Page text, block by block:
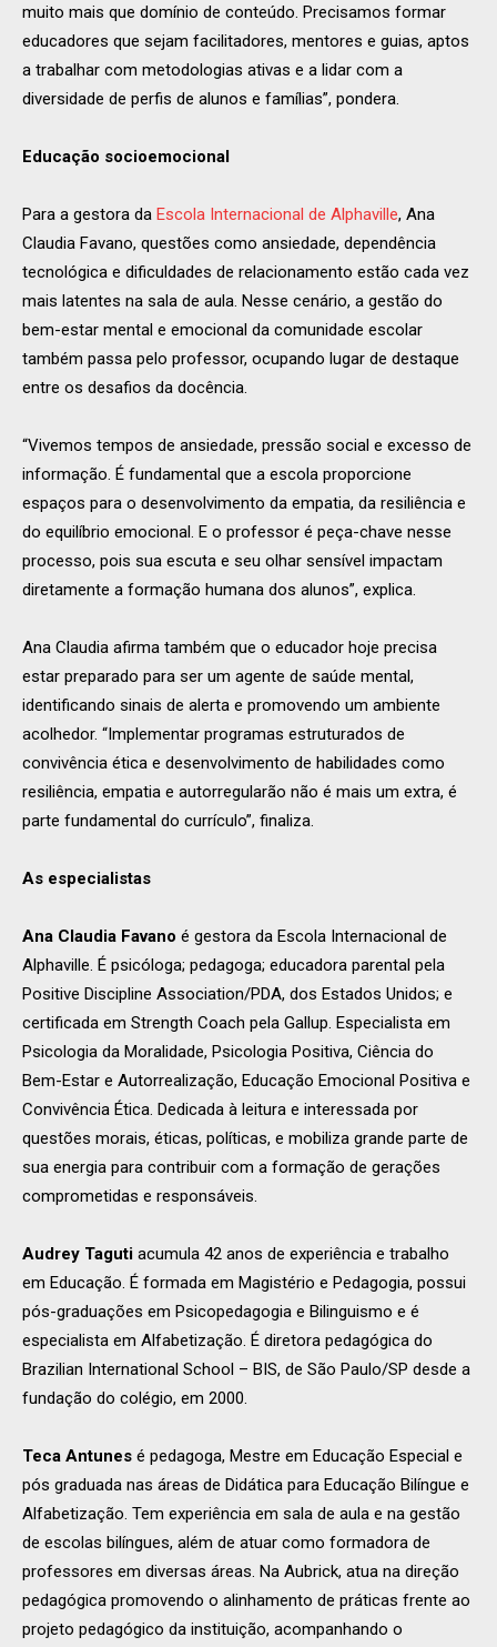
muito mais que domínio de conteúdo. Precisamos formar
educadores que sejam facilitadores, mentores e guias, aptos
a trabalhar com metodologias ativas e a lidar com a
diversidade de perfis de alunos e famílias”, pondera.
Educação socioemocional
Para a gestora da Escola Internacional de Alphaville, Ana
Claudia Favano, questões como ansiedade, dependência
tecnológica e dificuldades de relacionamento estão cada vez
mais latentes na sala de aula. Nesse cenário, a gestão do
bem-estar mental e emocional da comunidade escolar
também passa pelo professor, ocupando lugar de destaque
entre os desafios da docência.
“Vivemos tempos de ansiedade, pressão social e excesso de
informação. É fundamental que a escola proporcione
espaços para o desenvolvimento da empatia, da resiliência e
do equilíbrio emocional. E o professor é peça-chave nesse
processo, pois sua escuta e seu olhar sensível impactam
diretamente a formação humana dos alunos”, explica.
Ana Claudia afirma também que o educador hoje precisa
estar preparado para ser um agente de saúde mental,
identificando sinais de alerta e promovendo um ambiente
acolhedor. “Implementar programas estruturados de
convivência ética e desenvolvimento de habilidades como
resiliência, empatia e autorregularão não é mais um extra, é
parte fundamental do currículo”, finaliza.
As especialistas
Ana Claudia Favano é gestora da Escola Internacional de
Alphaville. É psicóloga; pedagoga; educadora parental pela
Positive Discipline Association/PDA, dos Estados Unidos; e
certificada em Strength Coach pela Gallup. Especialista em
Psicologia da Moralidade, Psicologia Positiva, Ciência do
Bem-Estar e Autorrealização, Educação Emocional Positiva e
Convivência Ética. Dedicada à leitura e interessada por
questões morais, éticas, políticas, e mobiliza grande parte de
sua energia para contribuir com a formação de gerações
comprometidas e responsáveis.
Audrey Taguti acumula 42 anos de experiência e trabalho
em Educação. É formada em Magistério e Pedagogia, possui
pós-graduações em Psicopedagogia e Bilinguismo e é
especialista em Alfabetização. É diretora pedagógica do
Brazilian International School – BIS, de São Paulo/SP desde a
fundação do colégio, em 2000.
Teca Antunes é pedagoga, Mestre em Educação Especial e
pós graduada nas áreas de Didática para Educação Bilíngue e
Alfabetização. Tem experiência em sala de aula e na gestão
de escolas bilíngues, além de atuar como formadora de
professores em diversas áreas. Na Aubrick, atua na direção
pedagógica promovendo o alinhamento de práticas frente ao
projeto pedagógico da instituição, acompanhando o